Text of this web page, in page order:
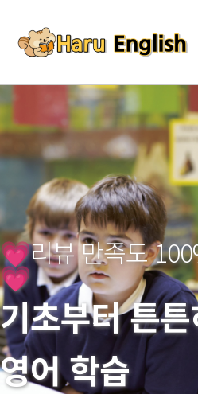
💗리뷰 만족도
💗
기초부터 튼
영어 학습